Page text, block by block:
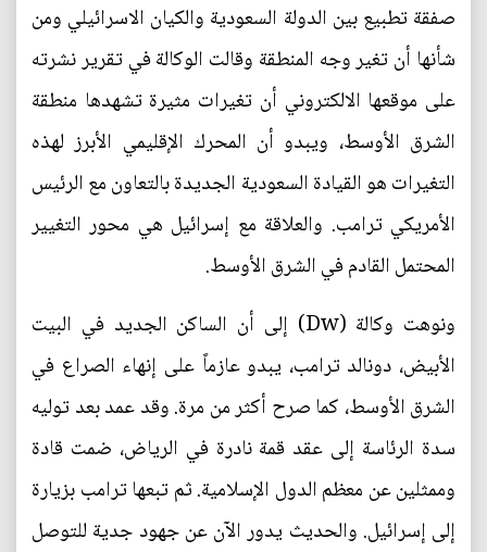
صفقة تطبيع بين الدولة السعودية والكيان الاسرائيلي ومن
شأنها أن تغير وجه المنطقة وقالت الوكالة في تقرير نشرته
على موقعها الالكتروني أن تغيرات مثيرة تشهدها منطقة
الشرق الأوسط، ويبدو أن المحرك الإقليمي الأبرز لهذه
التغيرات هو القيادة السعودية الجديدة بالتعاون مع الرئيس
الأمريكي ترامب. والعلاقة مع إسرائيل هي محور التغيير
المحتمل القادم في الشرق الأوسط.
ونوهت وكالة (Dw) إلى أن الساكن الجديد في البيت
الأبيض، دونالد ترامب، يبدو عازماً على إنهاء الصراع في
الشرق الأوسط، كما صرح أكثر من مرة. وقد عمد بعد توليه
سدة الرئاسة إلى عقد قمة نادرة في الرياض، ضمت قادة
وممثلين عن معظم الدول الإسلامية. ثم تبعها ترامب بزيارة
إلى إسرائيل. والحديث يدور الآن عن جهود جدية للتوصل